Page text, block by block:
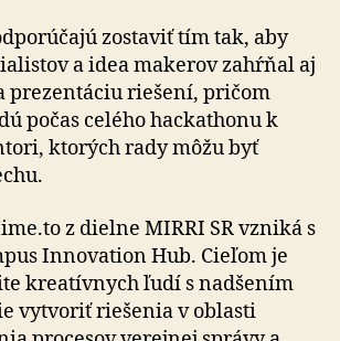
zostaviť tím tak, aby
a idea makerov zahŕňal aj
prezentáciu riešení, pričom
počas celého hackathonu k
ktorých rady môžu byť
z dielne MIRRI SR vzniká s
Innovation Hub. Cieľom je
kreatívnych ľudí s nadšením
vytvoriť riešenia v oblasti